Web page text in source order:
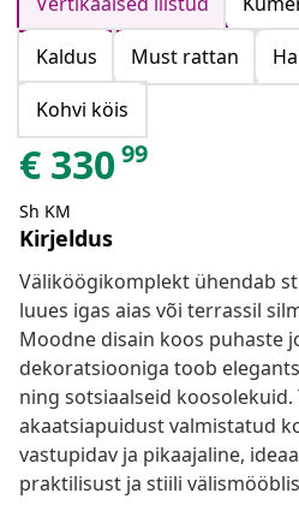
Kaldus
Must rattan
Kohvi köis
€ 33099
Sh KM
Kirjeldus
Väliköögikomplekt ühendab
luues igas aias või terrassil
Moodne disain koos puhaste
dekoratsiooniga toob
ning sotsiaalseid koosolekuid.
akaatsiapuidust valmistatud
vastupidav ja pikaajaline,
praktilisust ja stiili